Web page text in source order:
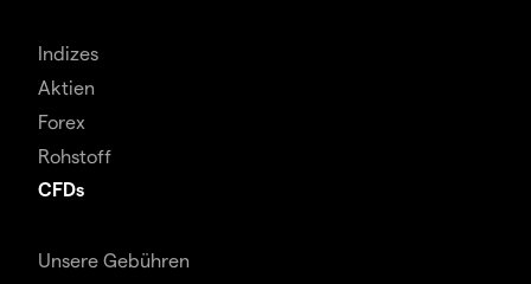
Indizes
Aktien
Forex
Rohstoff
CFDs
Unsere Gebühren